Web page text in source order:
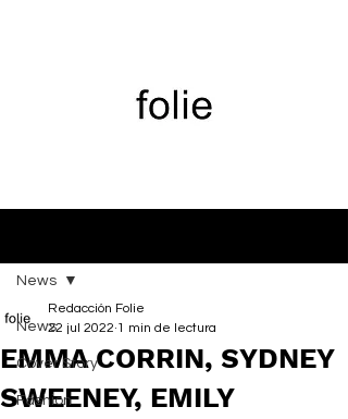
News
Cover Story
Fashion
News
EMMA CORRIN, SYDNEY
SWEENEY, EMILY
Redacción Folie
22 jul 2022 1 min de lectura